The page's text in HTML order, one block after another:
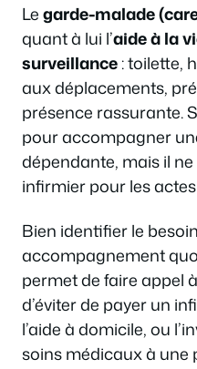
Legarde-malade
quant à lui l’aide à la
surveillance: toilette,
aux déplacements,
présence rassurante.
pour accompagner
dépendante, mais il
infirmier pour les
Bien identifier le
accompagnement
permet de faire appel
d’éviter de payer un
l’aide à domicile, ou
soins médicaux à une